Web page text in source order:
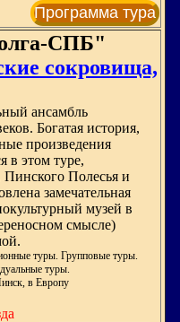
Программа тура
СПБ"
сокровища,
ансамбль
Богатая история,
произведения
в этом туре,
Полесья и
замечательная
музей в
смысле)
туры. Групповые туры.
туры.
в Европу